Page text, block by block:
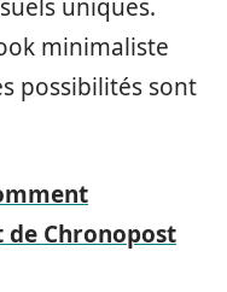
uniques.
minimaliste
possibilités sont
Chronopost